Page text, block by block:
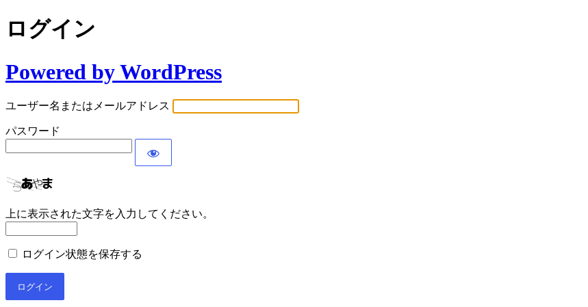
ログイン
Powered by WordPress
ユーザー名またはメールアドレス
パスワード
上に表示された文字を入力してください。
ログイン状態を保存する